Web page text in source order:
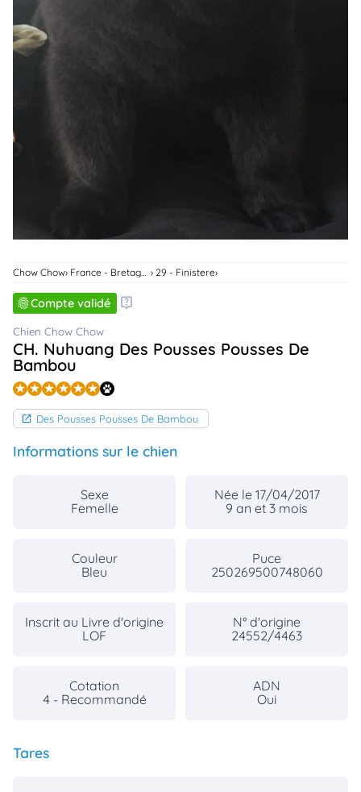
Connexion
Chow Chow 29 - Finistere
Compte validé
Chien Chow Chow
CH. Nuhuang Des Pousses Pousses De
Bambou
Des Pousses Pousses De Bambou
Informations sur le chien
Sexe
Femelle
Née le 17/04/2017
9 an et 3 mois
Couleur
Bleu
Puce
250269500748060
Inscrit au Livre d'origine
LOF
N° d'origine
24552/4463
Cotation
4 - Recommandé
ADN
Oui
Tares